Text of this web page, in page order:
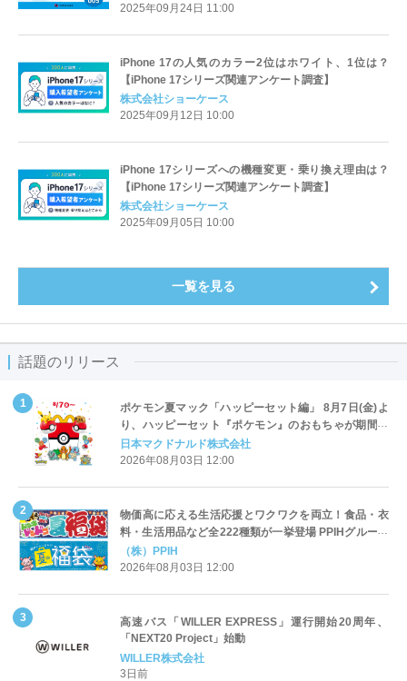
2025年09月24日 11:00
iPhone 17の人気のカラー2位はホワイト、1位は？
【iPhone 17シリーズ関連アンケート調査】
株式会社ショーケース
2025年09月12日 10:00
iPhone 17シリーズへの機種変更・乗り換え理由は？
【iPhone 17シリーズ関連アンケート調査】
株式会社ショーケース
2025年09月05日 10:00
一覧を見る
話題のリリース
ポケモン夏マック「ハッピーセット編」 8月7日(金)よ
り、ハッピーセット『ポケモン』のおもちゃが期間限
定登場
日本マクドナルド株式会社
2026年08月03日 12:00
物価高に応える生活応援とワクワクを両立！食品・衣
料・生活用品など全222種類が一挙登場 PPIHグループ
「夏福袋」＆セール 8月6日(木)より順次スタート
（株）PPIH
2026年08月03日 12:00
高速バス「WILLER EXPRESS」運行開始20周年、
「NEXT20 Project」始動
WILLER株式会社
3日前